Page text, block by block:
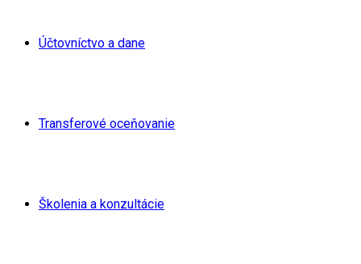
Účtovníctvo a dane
Transferové oceňovanie
Školenia a konzultácie